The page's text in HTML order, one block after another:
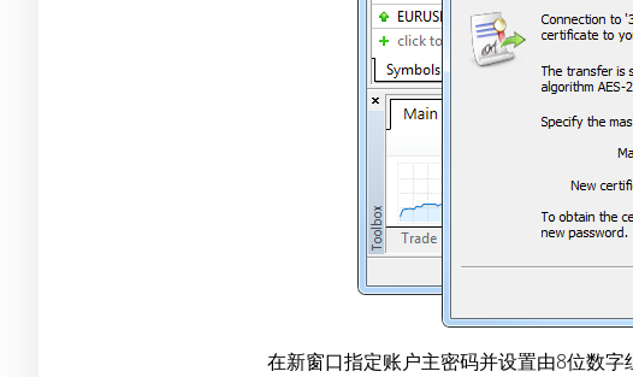
在新窗口指定账户主密码并设置由8位数